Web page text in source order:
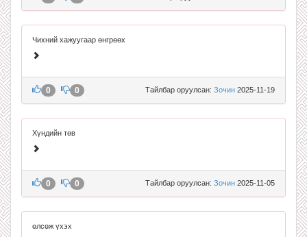
Чихний хажуугаар өнгрөөх
Тайлбар оруулсан: Зочин 2025-11-19
0 0
Хүндийн төв
Тайлбар оруулсан: Зочин 2025-11-05
0 0
өлсөж үхэх